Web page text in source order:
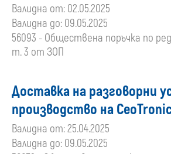
Валидна от: 02.05.2025
Валидна до: 09.05.2025
56093 - Обществена поръчка по
т. 3 от ЗОП
Доставка на разговорни
производство на
Валидна от: 25.04.2025
Валидна до: 09.05.2025